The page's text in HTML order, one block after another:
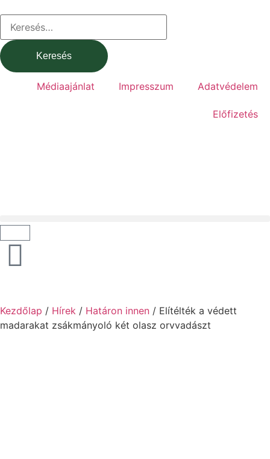
Médiaajánlat Impresszum Adatvédelem
Előfizetés
Kezdőlap / Hírek / Határon innen / Elítélték a védett
madarakat zsákmányoló két olasz orvvadászt